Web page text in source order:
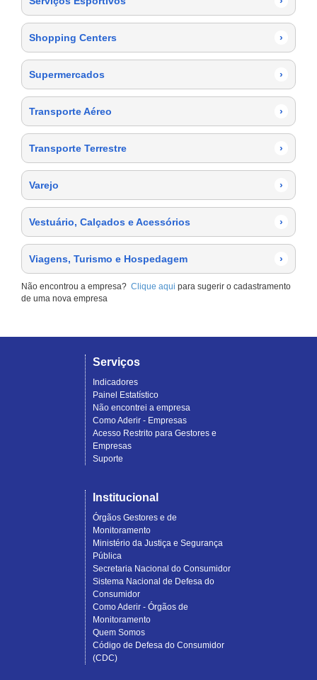
Shopping Centers ›
Supermercados ›
Transporte Aéreo ›
Transporte Terrestre ›
Varejo ›
Vestuário, Calçados e Acessórios ›
Viagens, Turismo e Hospedagem ›
Não encontrou a empresa? Clique aqui para sugerir o cadastramento
de uma nova empresa
Serviços
Indicadores
Painel Estatístico
Não encontrei a empresa
Como Aderir - Empresas
Acesso Restrito para Gestores e
Empresas
Suporte
Institucional
Órgãos Gestores e de
Monitoramento
Ministério da Justiça e Segurança
Pública
Secretaria Nacional do Consumidor
Sistema Nacional de Defesa do
Consumidor
Como Aderir - Órgãos de
Monitoramento
Quem Somos
Código de Defesa do Consumidor
(CDC)